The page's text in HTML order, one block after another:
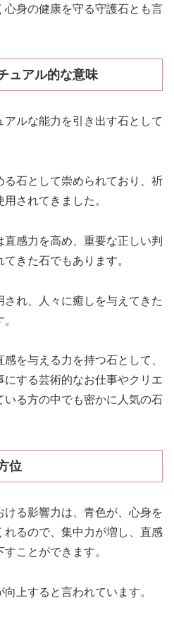
心身の健康を守る守護石とも言
ュアル的な意味
ルな能力を引き出す石として
石として崇められており、祈
されてきました。
感力を高め、重要な正しい判
きた石でもあります。
され、人々に癒しを与えてきた
を与える力を持つ石として、
する芸術的なお仕事やクリエ
いる方の中でも密かに人気の石
位
る影響力は、青色が、心身を
るので、集中力が増し、直感
ことができます。
上すると言われています。